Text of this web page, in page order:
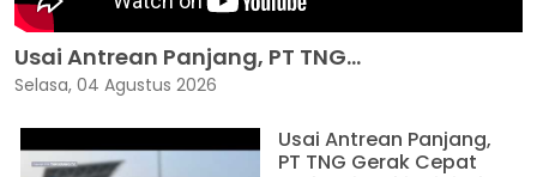
Usai Antrean Panjang, PT TNG...
Selasa, 04 Agustus 2026
Usai Antrean Panjang,
PT TNG Gerak Cepat